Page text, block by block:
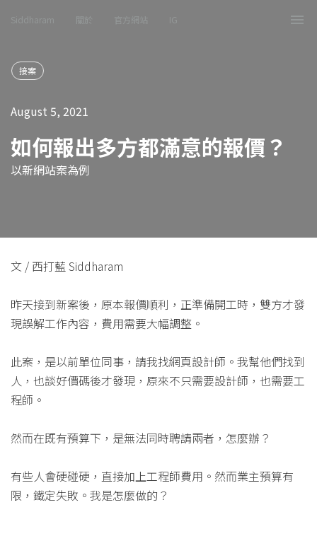
Siddharam 關於 官方網站 IG
接案
August 5, 2021
如何報出多方都滿意的報價？
以新網站案為例
文 / 西打藍 Siddharam
昨天接到新案後，原本報價順利，正準備開工時，雙方才發
現誤解工作內容，費用需要大幅調整。
此案，是以前單位同事，請我找網頁設計師。我幫他們找到
人，也談好價碼後才發現，原來不只需要設計師，也需要工
程師。
然而在既有預算下，是無法同時聘請兩者，怎麼辦？
有些人會硬碰硬，直接加上工程師費用。然而業主預算有
限，鐵定失敗。我是怎麼做的？